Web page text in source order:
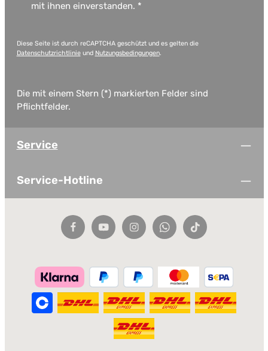
mit ihnen einverstanden. *
Diese Seite ist durch reCAPTCHA geschützt und es gelten die
Datenschutzrichtlinieund Nutzungsbedingungen.
Die mit einem Stern (*) markierten Felder sind
Pflichtfelder.
Service
Service-Hotline